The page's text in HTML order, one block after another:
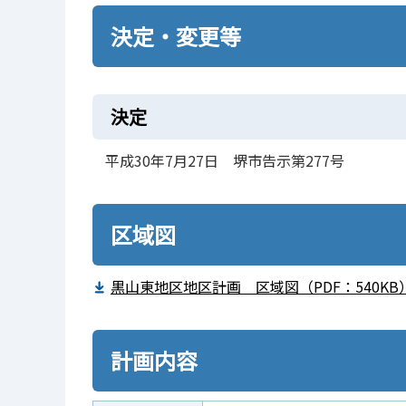
決定・変更等
決定
平成30年7月27日 堺市告示第277号
区域図
黒山東地区地区計画 区域図（PDF：540KB
計画内容